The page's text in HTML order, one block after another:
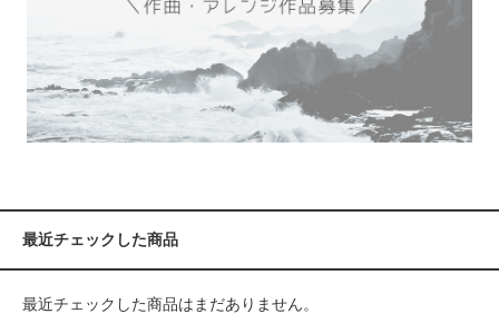
最近チェックした商品
最近チェックした商品はまだありません。